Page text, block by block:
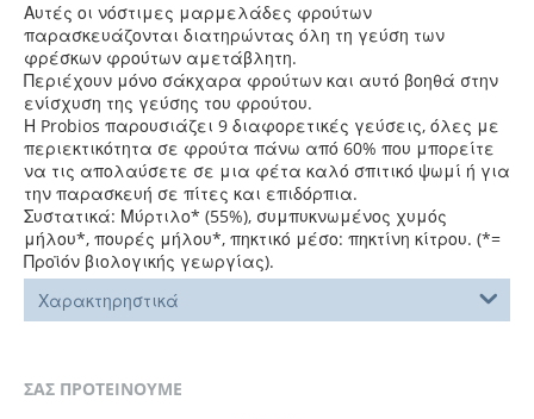
Αυτές οι νόστιμες μαρμελάδες φρούτων
παρασκευάζονται διατηρώντας όλη τη γεύση των
φρέσκων φρούτων αμετάβλητη.
Περιέχουν μόνο σάκχαρα φρούτων και αυτό βοηθά στην
ενίσχυση της γεύσης του φρούτου.
Η Probios παρουσιάζει 9 διαφορετικές γεύσεις, όλες με
περιεκτικότητα σε φρούτα πάνω από 60% που μπορείτε
να τις απολαύσετε σε μια φέτα καλό σπιτικό ψωμί ή για
την παρασκευή σε πίτες και επιδόρπια.
Συστατικά: Μύρτιλο* (55%), συμπυκνωμένος χυμός
μήλου*, πουρές μήλου*, πηκτικό μέσο: πηκτίνη κίτρου. (*=
Προϊόν βιολογικής γεωργίας).
Χαρακτηρηστικά
ΣΑΣ ΠΡΟΤΕΙΝΟΥΜΕ